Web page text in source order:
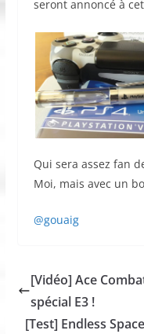
seront annoncé à
Qui sera assez fan
Moi, mais avec un
@gouaig
[Vidéo] Ace
spécial E3 !
[Test] Endless